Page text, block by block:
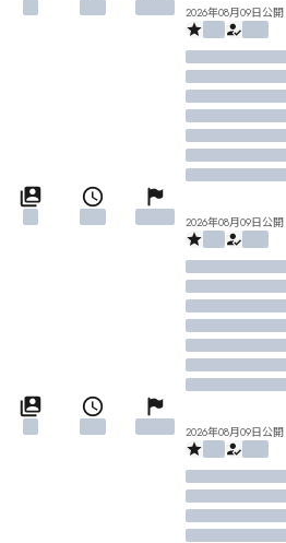
2026年08月09日公開
2026年08月09日公開
2026年08月09日公開